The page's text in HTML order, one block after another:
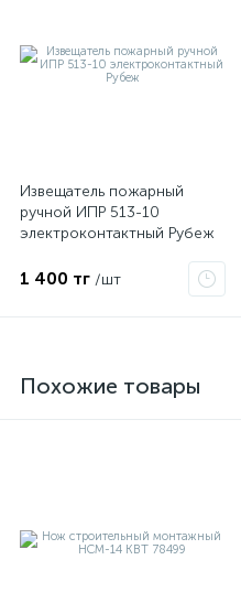
Извещатель пожарный
ручной ИПР 513-10
электроконтактный Рубеж
1 400 тг /шт
Похожие товары